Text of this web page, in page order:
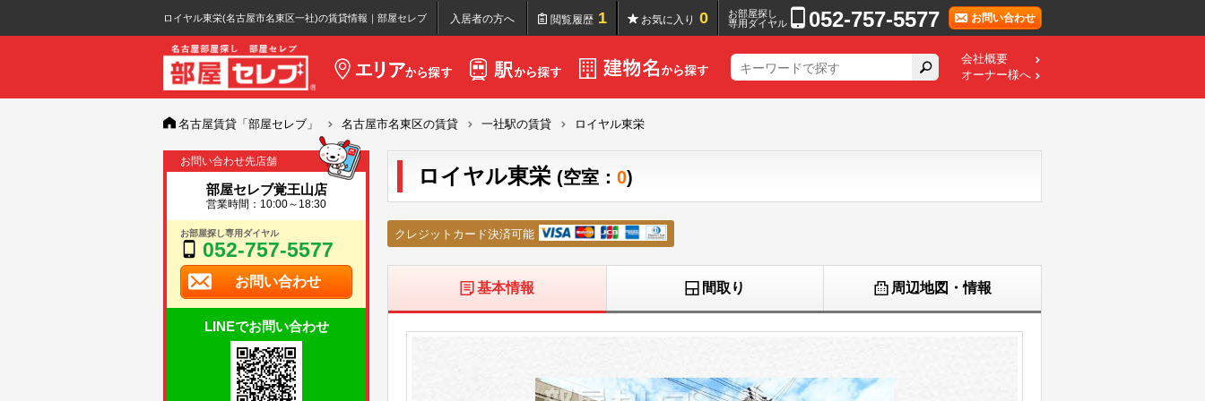
ロイヤル東栄(名古屋市名東区一社)の賃貸情報｜部屋セレブ 入居者の方へ 閲覧履歴 1 お気に入り 0
お部屋探し
専用ダイヤル
052-757-5577 お問い合わせ
会社概要
オーナー様へ
名古屋賃貸「部屋セレブ」 名古屋市名東区の賃貸 一社駅の賃貸 ロイヤル東栄
お問い合わせ先店舗
部屋セレブ覚王山店
営業時間：10:00～18:30
お部屋探し専用ダイヤル
052-757-5577
お問い合わせ
LINEでお問い合わせ
ロイヤル東栄 (空室： 0)
クレジットカード決済可能
基本情報 間取り 周辺地図・情報